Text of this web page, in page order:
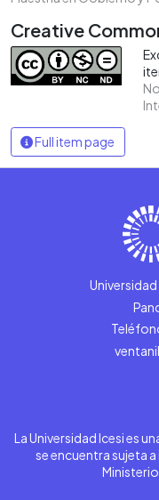
Creative
Full item page
La Universidad Icesi es
se encuentra sujeta